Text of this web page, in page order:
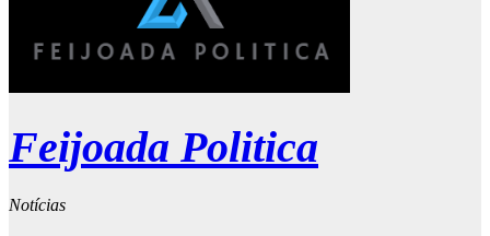
Feijoada Politica
Notícias